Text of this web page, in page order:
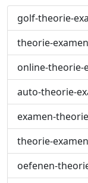
golf-theorie-
theorie-
online-theorie-
auto-theorie-
examen-
theorie-
oefenen-